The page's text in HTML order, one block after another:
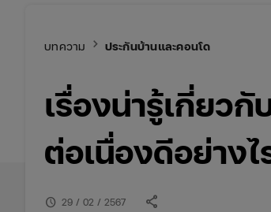
บทความ keyboard_arrow_right ประกันบ้านและคอนโด
เรื่องน่ารู้เกี่ยว
ต่อเนื่องดีอย่างไ
schedule 29 / 02 / 2567 share